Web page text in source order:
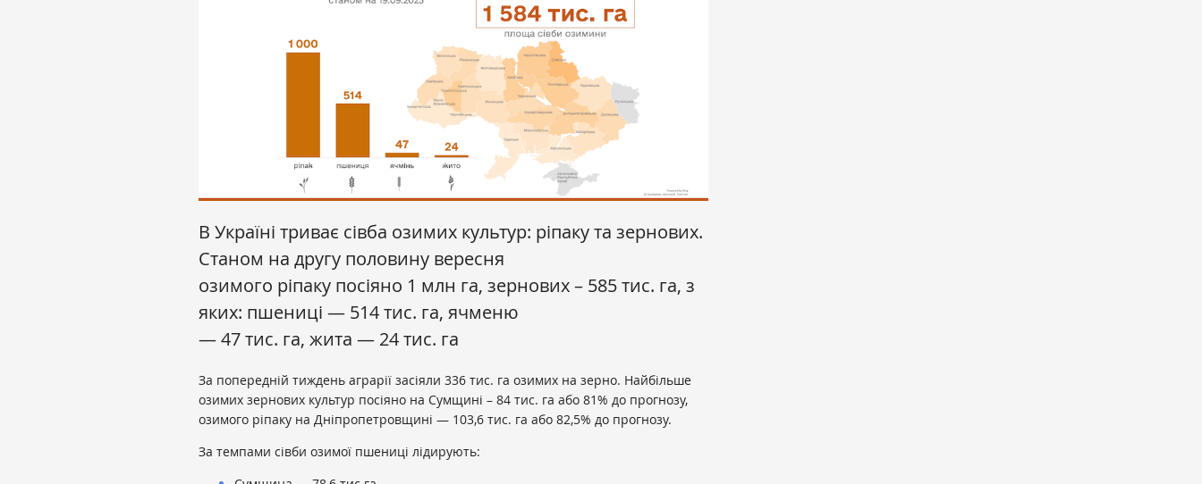
В Україні триває сівба озимих культур: ріпаку та зернових.
Станом на другу половину вересня
озимого ріпаку посіяно 1 млн га, зернових – 585 тис. га, з
яких: пшениці — 514 тис. га, ячменю
— 47 тис. га, жита — 24 тис. га
За попередній тиждень аграрії засіяли 336 тис. га озимих на зерно. Найбільше
озимих зернових культур посіяно на Сумщині – 84 тис. га або 81% до прогнозу,
озимого ріпаку на Дніпропетровщині — 103,6 тис. га або 82,5% до прогнозу.
За темпами сівби озимої пшениці лідирують: